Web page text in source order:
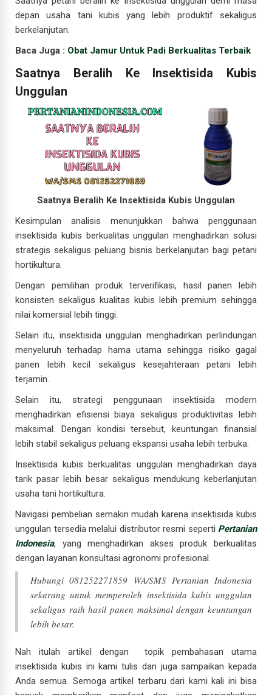
depan usaha tani kubis yang lebih produktif sekaligus
berkelanjutan.
Baca Juga : Obat Jamur Untuk Padi Berkualitas Terbaik
Saatnya Beralih Ke Insektisida Kubis
Unggulan
Saatnya Beralih Ke Insektisida Kubis Unggulan
Kesimpulan analisis menunjukkan bahwa penggunaan
insektisida kubis berkualitas unggulan menghadirkan solusi
strategis sekaligus peluang bisnis berkelanjutan bagi petani
hortikultura.
Dengan pemilihan produk terverifikasi, hasil panen lebih
konsisten sekaligus kualitas kubis lebih premium sehingga
nilai komersial lebih tinggi.
Selain itu, insektisida unggulan menghadirkan perlindungan
menyeluruh terhadap hama utama sehingga risiko gagal
panen lebih kecil sekaligus kesejahteraan petani lebih
terjamin.
Selain itu, strategi penggunaan insektisida modern
menghadirkan efisiensi biaya sekaligus produktivitas lebih
maksimal. Dengan kondisi tersebut, keuntungan finansial
lebih stabil sekaligus peluang ekspansi usaha lebih terbuka.
Insektisida kubis berkualitas unggulan menghadirkan daya
tarik pasar lebih besar sekaligus mendukung keberlanjutan
usaha tani hortikultura.
Navigasi pembelian semakin mudah karena insektisida kubis
unggulan tersedia melalui distributor resmi seperti Pertanian
Indonesia, yang menghadirkan akses produk berkualitas
dengan layanan konsultasi agronomi profesional.
Hubungi 081252271859 WA/SMS Pertanian Indonesia
sekarang untuk memperoleh insektisida kubis unggulan
sekaligus raih hasil panen maksimal dengan keuntungan
lebih besar.
Nah itulah artikel dengan topik pembahasan utama
insektisida kubis ini kami tulis dan juga sampaikan kepada
Anda semua. Semoga artikel terbaru dari kami kali ini bisa